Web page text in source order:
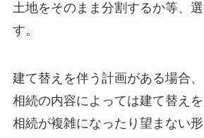
土地をそのまま分割するか等、
す。
建て替えを伴う計画がある場合、
相続の内容によっては建て替え
相続が複雑になったり望まない